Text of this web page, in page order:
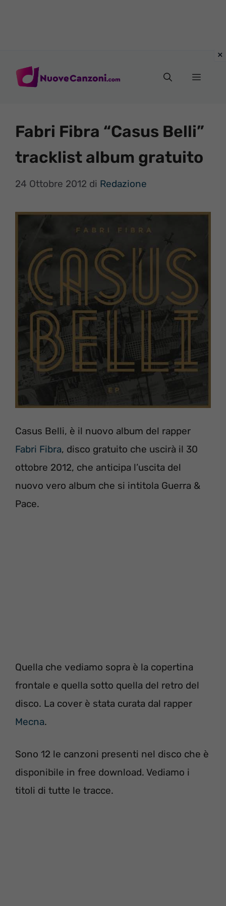
Menu
Fabri Fibra “Casus Belli”
tracklist album gratuito
24 Ottobre 2012 di Redazione
Casus Belli, è il nuovo album del rapper
Fabri Fibra, disco gratuito che uscirà il 30
ottobre 2012, che anticipa l’uscita del
nuovo vero album che si intitola Guerra &
Pace.
Quella che vediamo sopra è la copertina
frontale e quella sotto quella del retro del
disco. La cover è stata curata dal rapper
Mecna.
Sono 12 le canzoni presenti nel disco che è
disponibile in free download. Vediamo i
titoli di tutte le tracce.